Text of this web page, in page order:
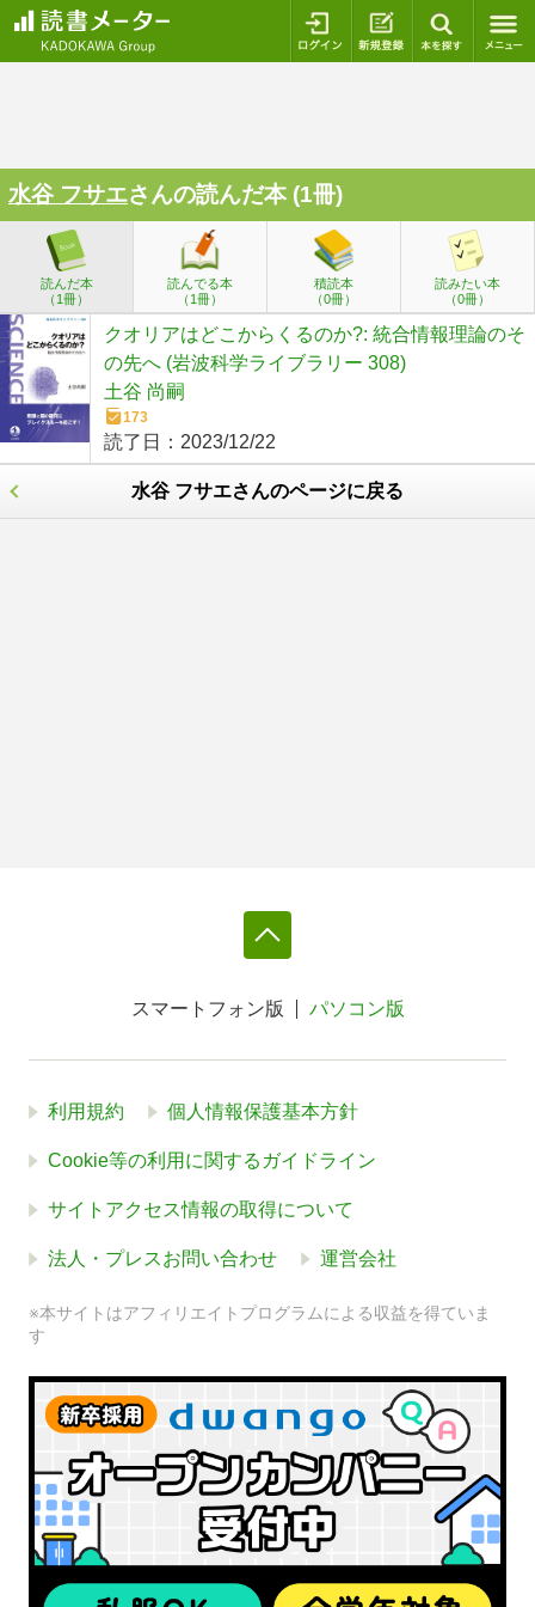
ログイン 新規登録
水谷 フサエさんの読んだ本 (1冊)
読んだ本
（1冊）
読んでる本
（1冊）
積読本
（0冊）
読みたい本
（0冊）
クオリアはどこからくるのか?: 統合情報理論のそ
の先へ (岩波科学ライブラリー 308)
土谷 尚嗣
173
読了日： 2023/12/22
水谷 フサエさんのページに戻る
スマートフォン版 パソコン版
利用規約 個人情報保護基本方針
Cookie等の利用に関するガイドライン
サイトアクセス情報の取得について
法人・プレスお問い合わせ 運営会社
※本サイトはアフィリエイトプログラムによる収益を得ていま
す